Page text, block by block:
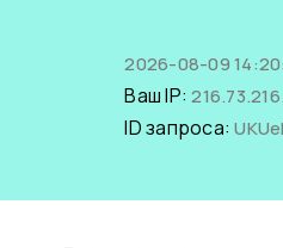
2026-08-09
Ваш IP:
ID запроса: